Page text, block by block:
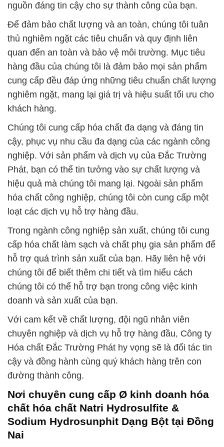
nguồn đáng tin cậy cho sự thành công của bạn.
Để đảm bảo chất lượng và an toàn, chúng tôi tuân
thủ nghiêm ngặt các tiêu chuẩn và quy định liên
quan đến an toàn và bảo vệ môi trường. Mục tiêu
hàng đầu của chúng tôi là đảm bảo mọi sản phẩm
cung cấp đều đáp ứng những tiêu chuẩn chất lượng
nghiêm ngặt, mang lại giá trị và hiệu suất tối ưu cho
khách hàng.
Chúng tôi cung cấp hóa chất đa dạng và đáng tin
cậy, phục vụ nhu cầu đa dạng của các ngành công
nghiệp. Với sản phẩm và dịch vụ của Đắc Trường
Phát, bạn có thể tin tưởng vào sự chất lượng và
hiệu quả mà chúng tôi mang lại. Ngoài sản phẩm
hóa chất công nghiệp, chúng tôi còn cung cấp một
loạt các dịch vụ hỗ trợ hàng đầu.
Trong ngành công nghiệp sản xuất, chúng tôi cung
cấp hóa chất làm sạch và chất phụ gia sản phẩm để
hỗ trợ quá trình sản xuất của bạn. Hãy liên hệ với
chúng tôi để biết thêm chi tiết và tìm hiểu cách
chúng tôi có thể hỗ trợ bạn trong công việc kinh
doanh và sản xuất của bạn.
Với cam kết về chất lượng, đội ngũ nhân viên
chuyên nghiệp và dịch vụ hỗ trợ hàng đầu, Công ty
Hóa chất Đắc Trường Phát hy vọng sẽ là đối tác tin
cậy và đồng hành cùng quý khách hàng trên con
đường thành công.
Nơi chuyên cung cấp Ø kinh doanh hóa
chất hóa chất Natri Hydrosulfite &
Sodium Hydrosunphit Dạng Bột tại Đồng
Nai